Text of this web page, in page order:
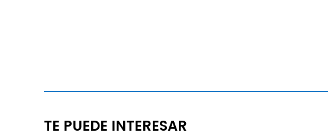
TE PUEDE INTERESAR